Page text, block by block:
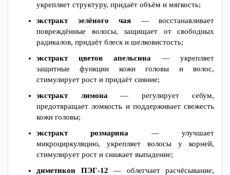
укрепляет структуру, придаёт объём и мягкость;
экстракт зелёного чая — восстанавливает
повреждённые волосы, защищает от свободных
радикалов, придаёт блеск и шелковистость;
экстракт цветов апельсина — укрепляет
защитные функции кожи головы и волос,
стимулирует рост и придаёт сияние;
экстракт лимона — регулирует себум,
предотвращает ломкость и поддерживает свежесть
кожи головы;
экстракт розмарина — улучшает
микроциркуляцию, укрепляет волосы у корней,
стимулирует рост и снижает выпадение;
диметикон ПЭГ-12 — облегчает расчёсывание,